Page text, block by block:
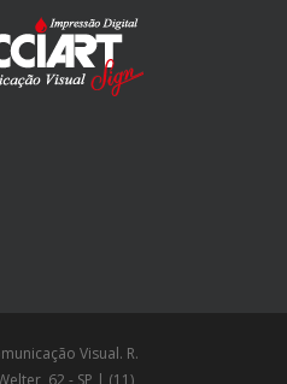
Visual. R.
62 - SP | (11)